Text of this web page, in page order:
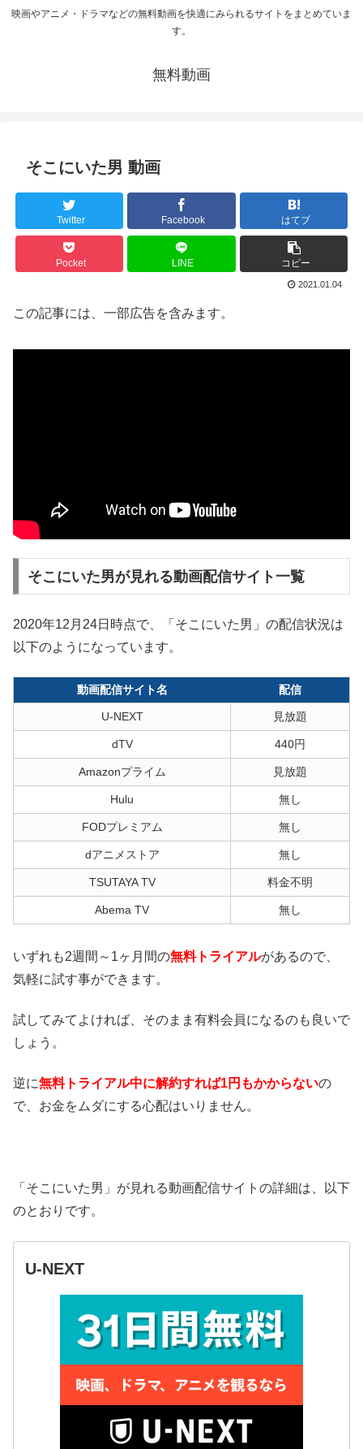
映画やアニメ・ドラマなどの無料動画を快適にみられるサイトをまとめていま
す。
無料動画
そこにいた男 動画
Twitter Facebook はてブ
Pocket LINE コピー
2021.01.04
この記事には、一部広告を含みます。
そこにいた男が見れる動画配信サイト一覧
2020年12月24日時点で、「そこにいた男」の配信状況は
以下のようになっています。
動画配信サイト名 配信
U-NEXT 見放題
dTV 440円
Amazonプライム 見放題
Hulu 無し
FODプレミアム 無し
dアニメストア 無し
TSUTAYA TV 料金不明
Abema TV 無し
いずれも2週間～1ヶ月間の無料トライアルがあるので、
気軽に試す事ができます。
試してみてよければ、そのまま有料会員になるのも良いで
しょう。
逆に無料トライアル中に解約すれば1円もかからないの
で、お金をムダにする心配はいりません。
「そこにいた男」が見れる動画配信サイトの詳細は、以下
のとおりです。
U-NEXT